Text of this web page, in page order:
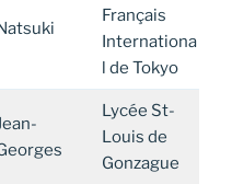
Français
Internationa
l de Tokyo
Lycée St-
Louis de
Gonzague